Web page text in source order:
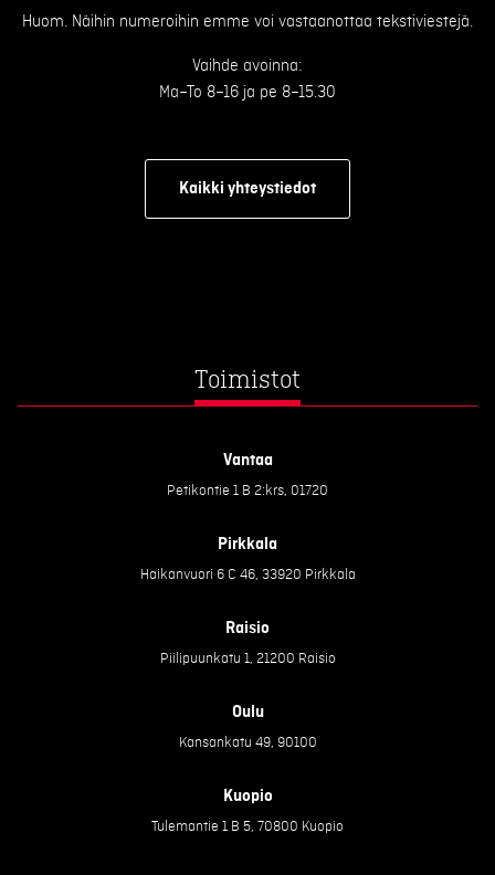
Huom. Näihin numeroihin emme voi vastaanottaa tekstiviestejä.
Vaihde avoinna:
Ma–To 8–16 ja pe 8–15.30
Kaikki yhteystiedot
Toimistot
Vantaa
Petikontie 1 B 2:krs, 01720
Pirkkala
Haikanvuori 6 C 46, 33920 Pirkkala
Raisio
Piilipuunkatu 1, 21200 Raisio
Oulu
Kansankatu 49, 90100
Kuopio
Tulemantie 1 B 5, 70800 Kuopio